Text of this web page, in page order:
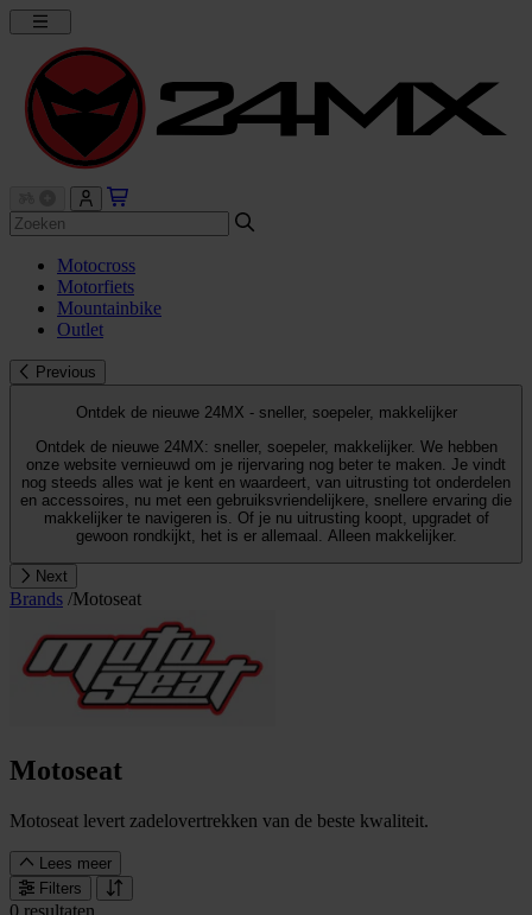
Motocross
Motorfiets
Mountainbike
Outlet
Previous
Ontdek de nieuwe 24MX - sneller, soepeler, makkelijker
Ontdek de nieuwe 24MX: sneller, soepeler, makkelijker. We hebben
onze website vernieuwd om je rijervaring nog beter te maken. Je vindt
nog steeds alles wat je kent en waardeert, van uitrusting tot onderdelen
en accessoires, nu met een gebruiksvriendelijkere, snellere ervaring die
makkelijker te navigeren is. Of je nu uitrusting koopt, upgradet of
gewoon rondkijkt, het is er allemaal. Alleen makkelijker.
Next
Brands /Motoseat
Motoseat
Motoseat levert zadelovertrekken van de beste kwaliteit.
Lees meer
Filters
0 resultaten